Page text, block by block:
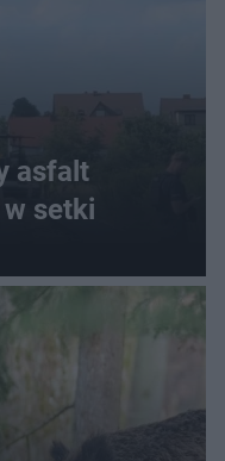
asfalt
setki